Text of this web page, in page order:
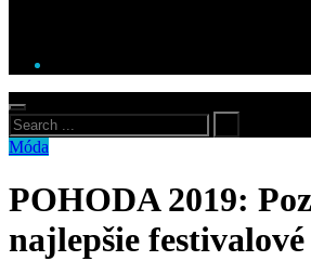
Móda
POHODA 2019:
najlepšie